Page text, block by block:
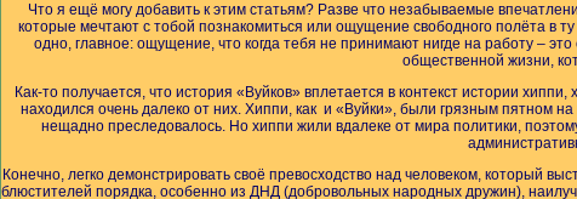
Что я ещё могу добавить к этим статьям? Разве что незабываемые
которые мечтают с тобой познакомиться или ощущение свободного полёта в
одно, главное: ощущение, что когда тебя не принимают нигде на работу –
общественной жизни,
Как-то получается, что история «Вуйков» вплетается в контекст истории
находился очень далеко от них. Хиппи, как и «Вуйки», были грязным пятном
нещадно преследовалось. Но хиппи жили вдалеке от мира политики,
Конечно, легко демонстрировать своё превосходство над человеком, который
блюстителей порядка, особенно из ДНД (добровольных народных дружин),